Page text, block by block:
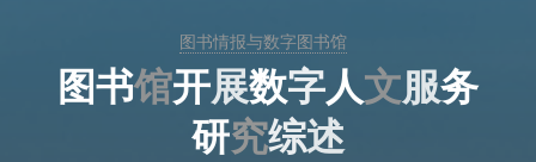
图书情报与数字图书馆
图书馆开展数字人文服务
研究综述